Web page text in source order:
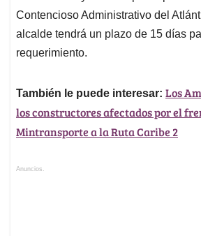
Contencioso Administrativo del
alcalde tendrá un plazo de 15 días
requerimiento.
También le puede interesar: Los
los constructores afectados por el
Mintransporte a la Ruta Caribe 2
Anuncios.